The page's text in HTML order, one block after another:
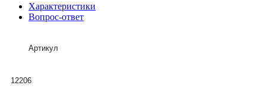
Характеристики
Вопрос-ответ
Артикул
12206